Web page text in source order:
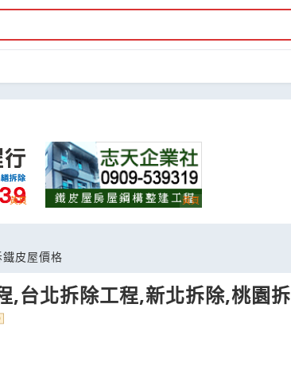
鐵皮屋價格
,台北拆除工程,新北拆除,桃園